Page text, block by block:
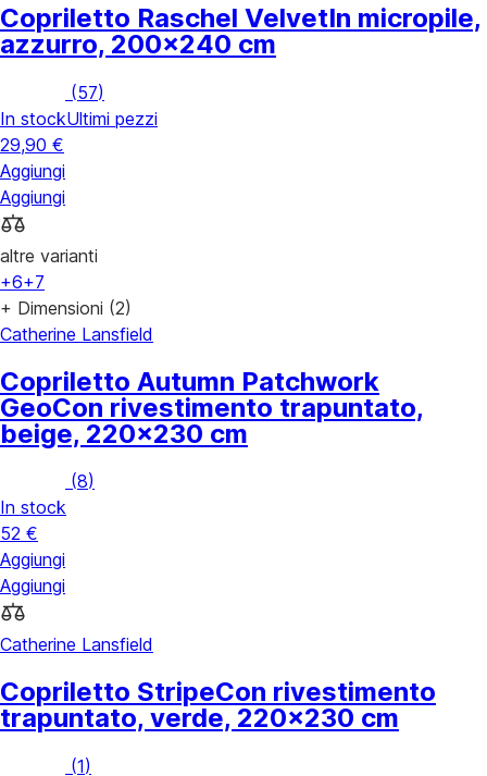
Copriletto Raschel VelvetIn micropile,
azzurro, 200x240 cm
(57)
In stockUltimi pezzi
29,90 €
Aggiungi
Aggiungi
altre varianti
+6+7
+ Dimensioni (2)
Catherine Lansfield
Copriletto Autumn Patchwork
GeoCon rivestimento trapuntato,
beige, 220x230 cm
(8)
In stock
52 €
Aggiungi
Aggiungi
Catherine Lansfield
Copriletto StripeCon rivestimento
trapuntato, verde, 220x230 cm
(1)